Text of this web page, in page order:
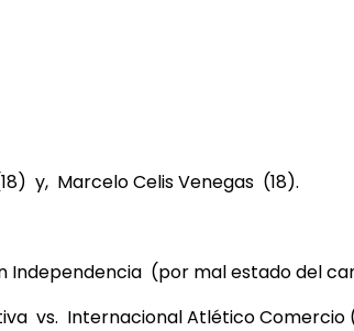
y, Marcelo Celis Venegas (18).
Independencia (por mal estado del
vs. Internacional Atlético Comercio